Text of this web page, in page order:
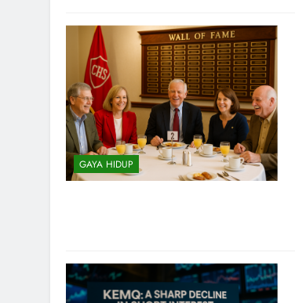
GAYA HIDUP